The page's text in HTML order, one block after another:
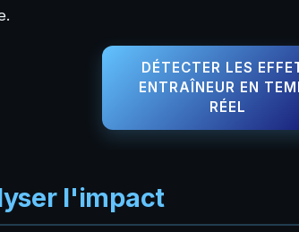
DÉTECTER LES
ENTRAÎNEUR EN
RÉEL
l'impact